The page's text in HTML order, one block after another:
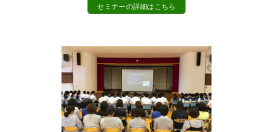
セミナーの詳細はこちら